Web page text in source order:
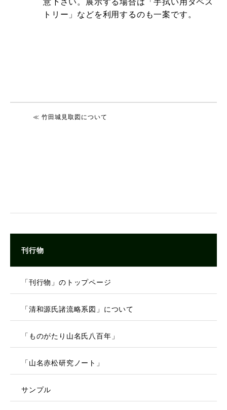
意下さい。展示する場合は「手拭い用タペス
トリー」などを利用するのも一案です。
≪ 竹田城見取図について
刊行物
「刊行物」のトップページ
「清和源氏諸流略系図」について
「ものがたり山名氏八百年」
「山名赤松研究ノート」
サンプル